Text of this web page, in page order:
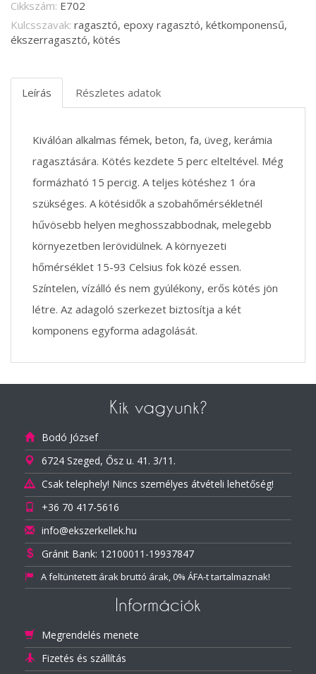
Cikkszám: E702
Kulcsszavak: ragasztó, epoxy ragasztó, kétkomponensű,
ékszerragasztó, kötés
Leírás Részletes adatok
Kiválóan alkalmas fémek, beton, fa, üveg, kerámia
ragasztására. Kötés kezdete 5 perc elteltével. Még
formázható 15 percig. A teljes kötéshez 1 óra
szükséges. A kötésidők a szobahőmérsékletnél
hűvösebb helyen meghosszabbodnak, melegebb
környezetben lerövidülnek. A környezeti
hőmérséklet 15-93 Celsius fok közé essen.
Színtelen, vízálló és nem gyúlékony, erős kötés jön
létre. Az adagoló szerkezet biztosítja a két
komponens egyforma adagolását.
Kik vagyunk?
Bodó József
6724 Szeged, Ősz u. 41. 3/11.
Csak telephely! Nincs személyes átvételi lehetőség!
+36 70 417-5616
info@ekszerkellek.hu
Gránit Bank: 12100011-19937847
A feltüntetett árak bruttó árak, 0% ÁFA-t tartalmaznak!
Információk
Megrendelés menete
Fizetés és szállítás